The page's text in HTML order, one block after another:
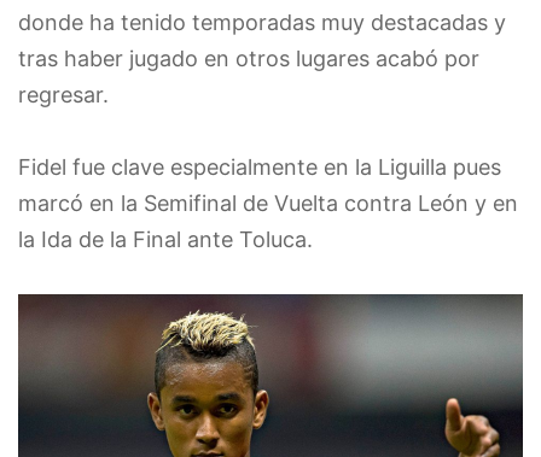
donde ha tenido temporadas muy destacadas y
tras haber jugado en otros lugares acabó por
regresar.
Fidel fue clave especialmente en la Liguilla pues
marcó en la Semifinal de Vuelta contra León y en
la Ida de la Final ante Toluca.